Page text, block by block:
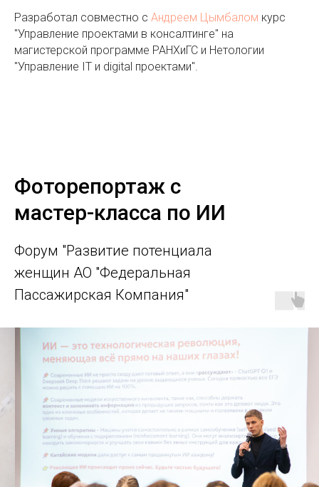
Разработал совместно с Андреем Цымбалом курс
"Управление проектами в консалтинге" на
магистерской программе РАНХиГС и Нетологии
"Управление IT и digital проектами".
Фоторепортаж с
мастер-класса по ИИ
Форум "Развитие потенциала
женщин АО "Федеральная
Пассажирская Компания"